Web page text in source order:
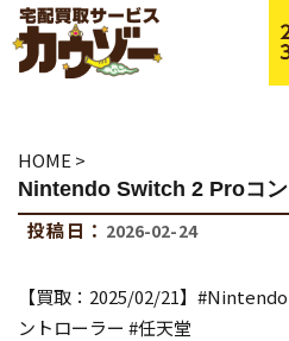
HOME >
Nintendo Switch 2 Proコ
投稿日： 2026-02-24
【買取：2025/02/21】
ントローラー #任天堂